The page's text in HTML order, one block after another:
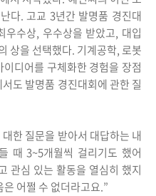
다. 고교 3년간 발명품 경진대
우수상, 우수상을 받았고, 대입
상을 선택했다. 기계공학, 로봇
디어를 구체화한 경험을 장점
도 발명품 경진대회에 관한 질
한 질문을 받아서 대답하는 내
때 3~5개월씩 걸리기도 했어
관심 있는 활동을 열심히 했지
어쩔 수 없더라고요.”